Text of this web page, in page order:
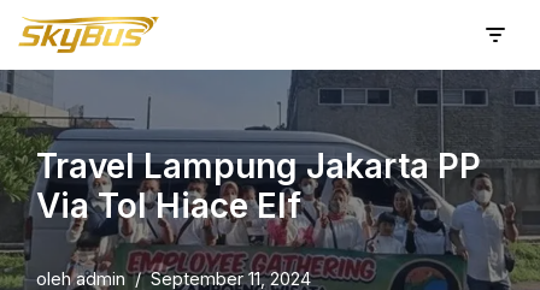
Lompat
ke
konten
Travel Lampung Jakarta PP
Via Tol Hiace Elf
olehadmin September 11, 2024